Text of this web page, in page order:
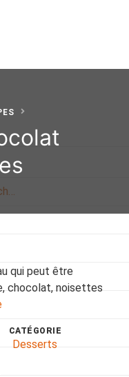
qui peut être
chocolat, noisettes
CATÉGORIE
Desserts